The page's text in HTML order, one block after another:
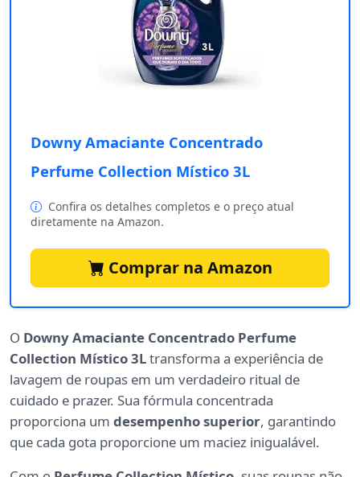
Downy Amaciante Concentrado
Perfume Collection Místico 3L
Confira os detalhes completos e o preço atual
diretamente na Amazon.
Comprar na Amazon
O Downy Amaciante Concentrado Perfume
Collection Místico 3Ltransforma a experiência de
lavagem de roupas em um verdadeiro ritual de
cuidado e prazer. Sua fórmula concentrada
proporciona um desempenho superior, garantindo
que cada gota proporcione um maciez inigualável.